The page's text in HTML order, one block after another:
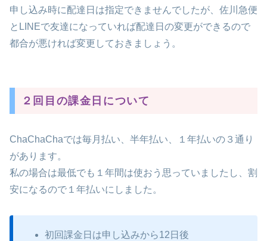
申し込み時に配達日は指定できませんでしたが、佐川急便
とLINEで友達になっていれば配達日の変更ができるので
都合が悪ければ変更しておきましょう。
２回目の課金日について
ChaChaChaでは毎月払い、半年払い、１年払いの３通り
があります。
私の場合は最低でも１年間は使おう思っていましたし、割
安になるので１年払いにしました。
初回課金日は申し込みから12日後